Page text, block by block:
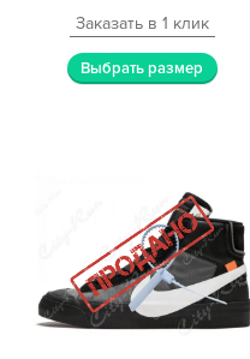
Заказать в 1 клик
Выбрать размер